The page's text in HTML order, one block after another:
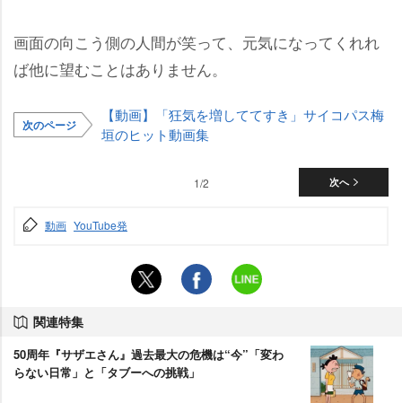
画面の向こう側の人間が笑って、元気になってくれれ
ば他に望むことはありません。
次のページ
【動画】「狂気を増しててすき」サイコパス梅
垣のヒット動画集
次へ
1/2
動画 YouTube発
関連特集
50周年『サザエさん』過去最大の危機は“今”「変わ
らない日常」と「タブーへの挑戦」